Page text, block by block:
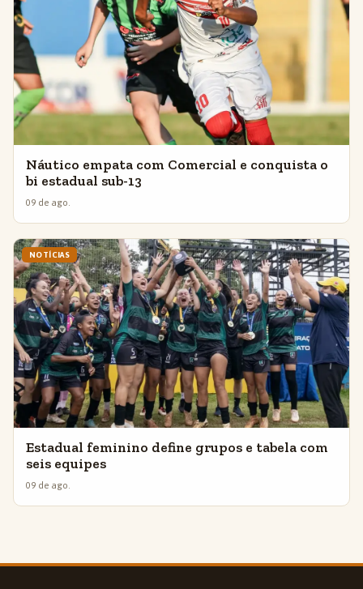
Náutico empata com Comercial e conquista o
bi estadual sub-13
09 de ago.
NOTÍCIAS
Estadual feminino define grupos e tabela com
seis equipes
09 de ago.